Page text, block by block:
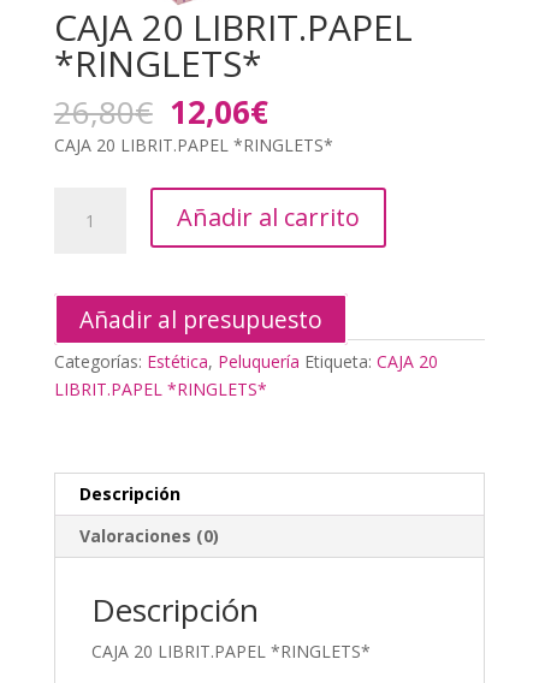
CAJA 20 LIBRIT.PAPEL
*RINGLETS*
26,80€ El
precio
original
era:
26,80€.
12,06€El
precio
actual
es:
12,06€.
CAJA 20 LIBRIT.PAPEL *RINGLETS*
LIBRIT.PAPEL
cantidad
Añadir al carrito
Añadir al presupuesto
Categorías: Estética, Peluquería Etiqueta: CAJA 20
LIBRIT.PAPEL *RINGLETS*
Descripción
Valoraciones (0)
Descripción
CAJA 20 LIBRIT.PAPEL *RINGLETS*